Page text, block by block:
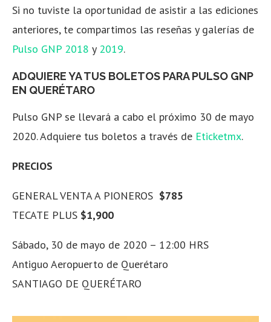
Si no tuviste la oportunidad de asistir a las ediciones
anteriores, te compartimos las reseñas y galerías de
Pulso GNP 2018 y 2019.
ADQUIERE YA TUS BOLETOS PARA PULSO GNP
EN QUERÉTARO
Pulso GNP se llevará a cabo el próximo 30 de mayo
2020. Adquiere tus boletos a través de Eticketmx.
PRECIOS
GENERAL VENTA A PIONEROS $785
TECATE PLUS $1,900
Sábado, 30 de mayo de 2020 – 12:00 HRS
Antiguo Aeropuerto de Querétaro
SANTIAGO DE QUERÉTARO